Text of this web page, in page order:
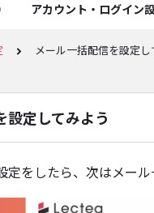
アカウント・ログイン
メール一括配信を設定し
設定してみよう
定をしたら、次はメー